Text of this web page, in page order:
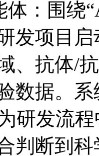
：围绕
项目启
、抗
据。系
发流程
合判断